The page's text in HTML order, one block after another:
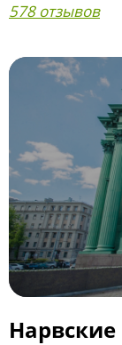
578 отзывов
Нарвские